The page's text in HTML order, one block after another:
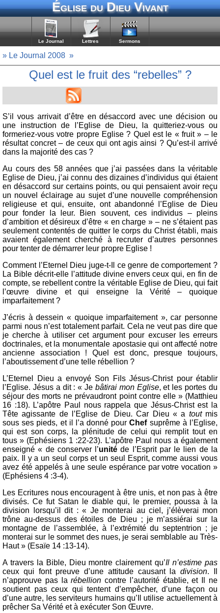
Église du Dieu Vivant
Le Journal Lettres Sermons
» Le Journal 2008 »
Quel est le fruit des “rebelles” ?
S’il vous arrivait d’être en désaccord avec une décision ou
une instruction de l’Eglise de Dieu, la quitteriez-vous ou
formeriez-vous votre propre Eglise ? Quel est le « fruit » – le
résultat concret – de ceux qui ont agis ainsi ? Qu’est-il arrivé
dans la majorité des cas ?
Au cours des 58 années que j’ai passées dans la véritable
Eglise de Dieu, j’ai connu des dizaines d’individus qui étaient
en désaccord sur certains points, ou qui pensaient avoir reçu
un nouvel éclairage au sujet d’une nouvelle compréhension
religieuse et qui, ensuite, ont abandonné l’Eglise de Dieu
pour fonder la leur. Bien souvent, ces individus – pleins
d’ambition et désireux d’être « en charge » – ne s’étaient pas
seulement contentés de quitter le corps du Christ établi, mais
avaient également cherché à recruter d’autres personnes
pour tenter de démarrer leur propre Eglise !
Comment l’Eternel Dieu juge-t-Il ce genre de comportement ?
La Bible décrit-elle l’attitude divine envers ceux qui, en fin de
compte, se rebellent contre la véritable Eglise de Dieu, qui fait
l’œuvre divine et qui enseigne la Vérité – quoique
imparfaitement ?
J’écris à dessein « quoique imparfaitement », car personne
parmi nous n’est totalement parfait. Cela ne veut pas dire que
je cherche à utiliser cet argument pour excuser les erreurs
doctrinales, et la monumentale apostasie qui ont affecté notre
ancienne association ! Quel est donc, presque toujours,
l’aboutissement d’une telle rébellion ?
L’Eternel Dieu a envoyé Son Fils Jésus-Christ pour établir
l’Eglise. Jésus a dit : « Je bâtirai mon Eglise, et les portes du
séjour des morts ne prévaudront point contre elle » (Matthieu
16 :18). L’apôtre Paul nous rappela que Jésus-Christ est la
Tête agissante de l’Eglise de Dieu. Car Dieu « a toutmis
sous ses pieds, et il l’a donné pourChefsuprême à l’Eglise,
qui est son corps, la plénitude de celui qui remplit tout en
tous » (Ephésiens 1 :22-23). L’apôtre Paul nous a également
enseigné « de conserver l’unité de l’Esprit par le lien de la
paix. Il y a un seul corps et un seul Esprit, comme aussi vous
avez été appelés à une seule espérance par votre vocation »
(Ephésiens 4 :3-4).
Les Ecritures nous encouragent à être unis, et non pas à être
divisés. Ce fut Satan le diable qui, le premier, poussa à la
division lorsqu’il dit : « Je monterai au ciel, j’élèverai mon
trône au-dessus des étoiles de Dieu ; je m’assiérai sur la
montagne de l’assemblée, à l’extrémité du septentrion ; je
monterai sur le sommet des nues, je serai semblable au Très-
Haut » (Esaïe 14 :13-14).
A travers la Bible, Dieu montre clairement qu’Il n’estime pas
ceux qui font preuve d’une attitude causant ladivision. Il
n’approuve pas larébellion contre l’autorité établie, et Il ne
soutient pas ceux qui tentent d’empêcher, d’une façon ou
d’une autre, les serviteurs humains qu’Il utilise actuellement à
prêcher Sa Vérité et à exécuter Son Œuvre.